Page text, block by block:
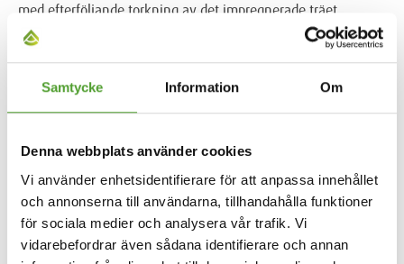
Samtycke Information Om
Denna webbplats använder cookies
Vi använder enhetsidentifierare för att anpassa innehållet
och annonserna till användarna, tillhandahålla funktioner
för sociala medier och analysera vår trafik. Vi
vidarebefordrar även sådana identifierare och annan
med efterföljande torkning av det impregnerade träet.
Autoklaven med träpaketet hålls under vacuum och fylls med
varm linolja. Träet torkar och den cirkulerande oljan sugs in i
Linoljan förseglar träytan och förbättrar den dimensionella
stabiliteten tack vare minskat fuktupptag.
lekplatser, trall, fasader, ljud- och insynsskydd,
balkongpaneler, fönster, dörrar och portar.
Genom att impregnera träet med linoljebaserade oljor
som AlgolinTM får träet vattenavvisande egenskaper under